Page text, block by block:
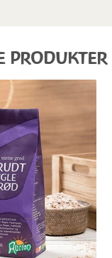
PRODUKTER